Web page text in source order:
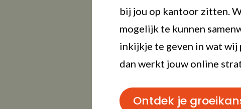
bij jou op kantoor zitten.
mogelijk te kunnen
inkijkje te geven in wat wij
dan werkt jouw online
Ontdek je